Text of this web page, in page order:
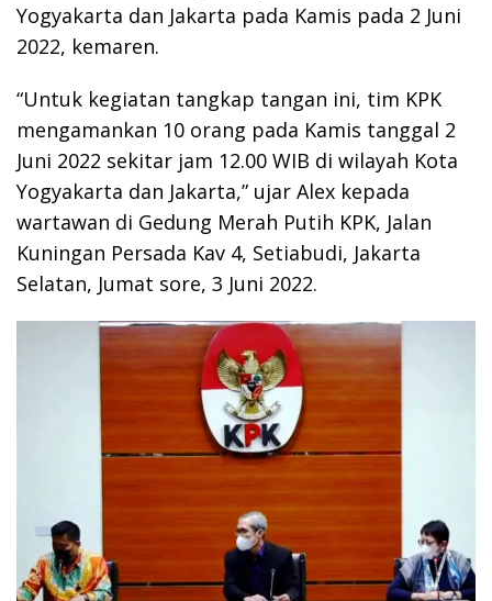
Yogyakarta dan Jakarta pada Kamis pada 2 Juni
2022, kemaren.
“Untuk kegiatan tangkap tangan ini, tim KPK
mengamankan 10 orang pada Kamis tanggal 2
Juni 2022 sekitar jam 12.00 WIB di wilayah Kota
Yogyakarta dan Jakarta,” ujar Alex kepada
wartawan di Gedung Merah Putih KPK, Jalan
Kuningan Persada Kav 4, Setiabudi, Jakarta
Selatan, Jumat sore, 3 Juni 2022.